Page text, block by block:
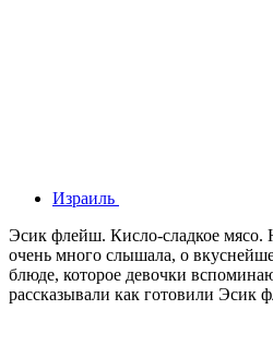
Израиль
Эсик флейш. Кисло-сладкое мясо.
очень много слышала, о
блюде, которое девочки
рассказывали как готовили Эсик